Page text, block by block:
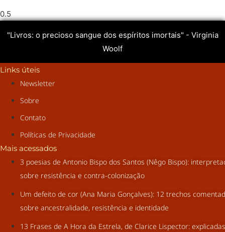
"Livros: o precioso sangue dos espíritos imortais" - Virginia
Woolf
Links úteis
Newsletter
Sobre
Contato
Políticas de Privacidade
Mais acessados
3 poesias de Antonio Bispo dos Santos (Nêgo Bispo):
sobre resistência e contra-colonização
Um defeito de cor (Ana Maria Gonçalves): 12 trechos
sobre ancestralidade, resistência e identidade
13 Frases de A Hora da Estrela, de Clarice Lispector: